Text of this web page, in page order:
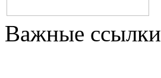
Важные ссылки